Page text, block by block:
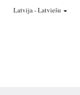
Latvija-Latviešu